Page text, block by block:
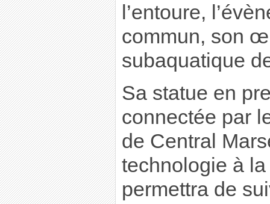
l’entoure,
commun, son
subaquatique
Sa statue en
connectée par
de Central
technologie à
permettra de